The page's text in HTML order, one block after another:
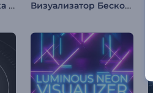
Визуализатор звука "Загадочное эхо" Визуализатор Бесконечной Туннельной Петли